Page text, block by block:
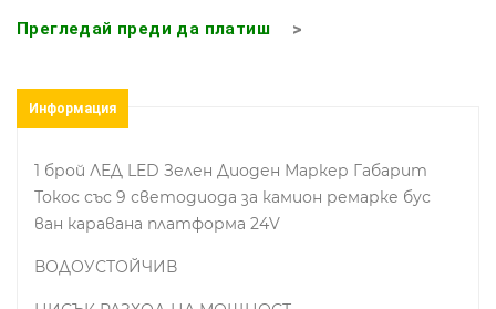
Прегледай преди да платиш
Информация
1 брой ЛЕД LED Зелен Диоден Маркер Габарит
Токос със 9 светодиода за камион ремарке бус
ван каравана платформа 24V
ВОДОУСТОЙЧИВ